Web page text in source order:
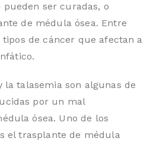
ser curadas, o
de médula ósea. Entre
de cáncer que afectan a
talasemia son algunas de
por un mal
ósea. Uno de los
el trasplante de médula